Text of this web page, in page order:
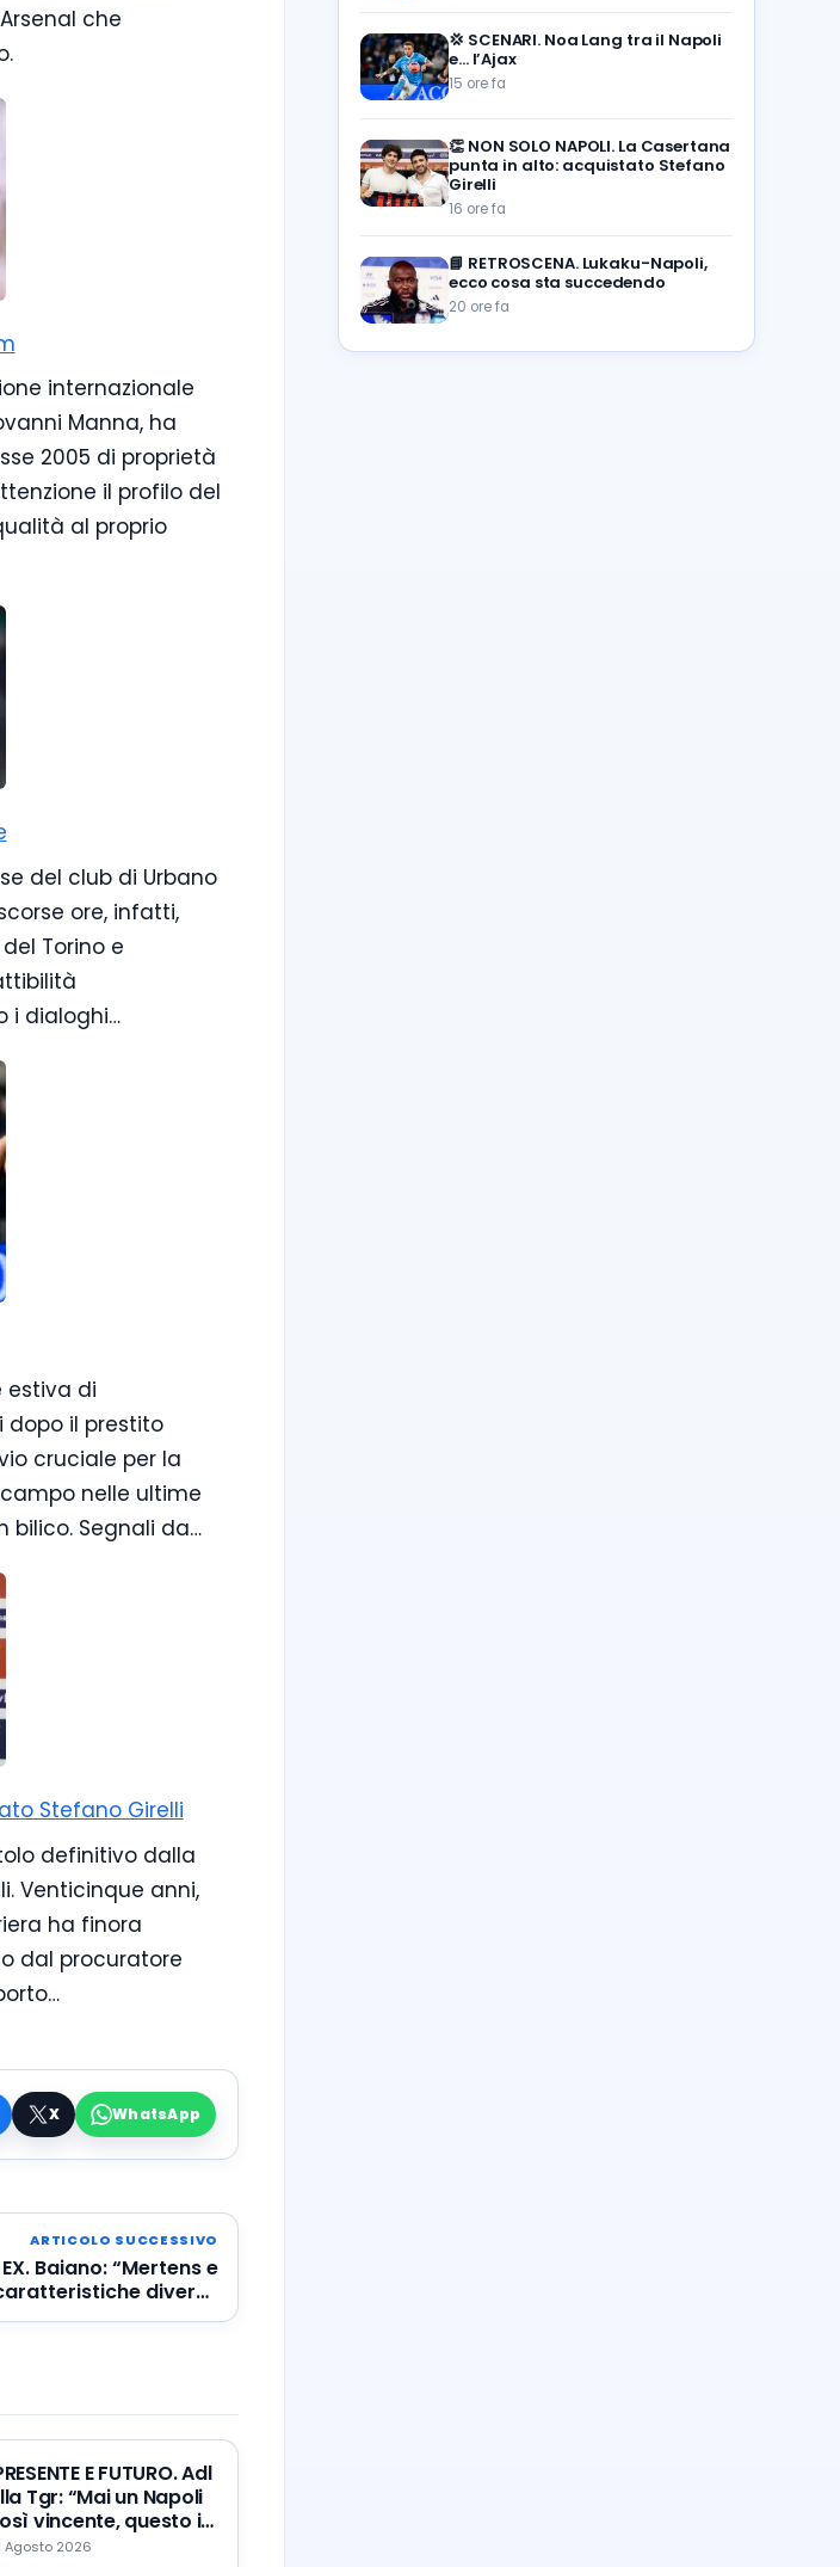
che
internazionale
Manna, ha
2005 di proprietà
il profilo del
al proprio
del club di Urbano
ore, infatti,
Torino e
i dialoghi…
estiva di
dopo il prestito
cruciale per la
nelle ultime
bilico. Segnali da…
Stefano Girelli
definitivo dalla
Venticinque anni,
ha finora
dal procuratore
X WhatsApp
ARTICOLO SUCCESSIVO
EX. Baiano: “Mertens e
diverse
giocare insieme”
E FUTURO. Adl
Tgr: “Mai un Napoli
vincente, questo il
errore ed il mio
Agosto 2026
💢 SCENARI. Noa Lang tra il Napoli
e… l’Ajax
15 ore fa
👏 NON SOLO NAPOLI. La Casertana
punta in alto: acquistato Stefano
Girelli
16 ore fa
📘 RETROSCENA. Lukaku-Napoli,
ecco cosa sta succedendo
20 ore fa